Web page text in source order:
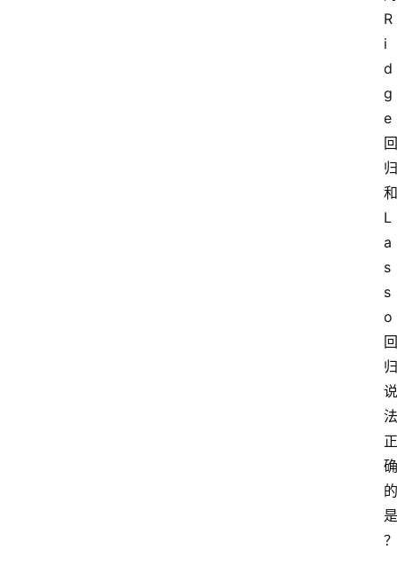
R
i
d
g
e
回
归
和
L
a
s
s
o
回
归
说
法
正
确
的
是
？